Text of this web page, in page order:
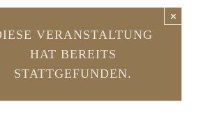
VERANSTALTUNG
HAT BEREITS
STATTGEFUNDEN.
×